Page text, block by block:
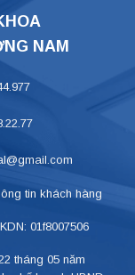
NAM
tin khách hàng
01f8007506
tháng 05 năm